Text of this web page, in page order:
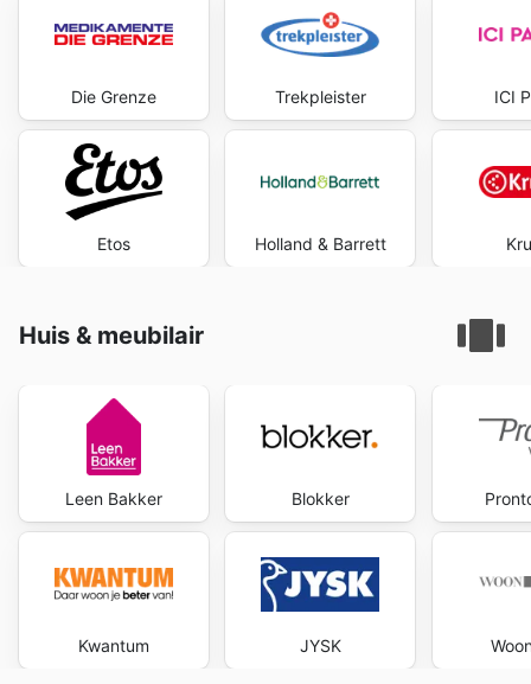
Die Grenze
Etos
Trekpleister
Holland & Barrett
ICI
Huis & meubilair
Leen Bakker
Kwantum
Blokker
JYSK